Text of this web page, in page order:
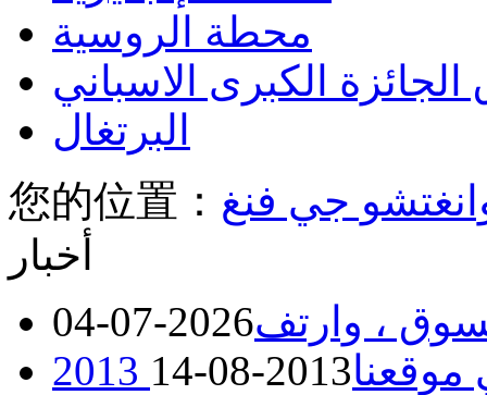
محطة الروسية
الكبرى الاسباني
البرتغال
您的位置：
أخبار
، وارتف2026-07-04
موقعنا2013-08-14